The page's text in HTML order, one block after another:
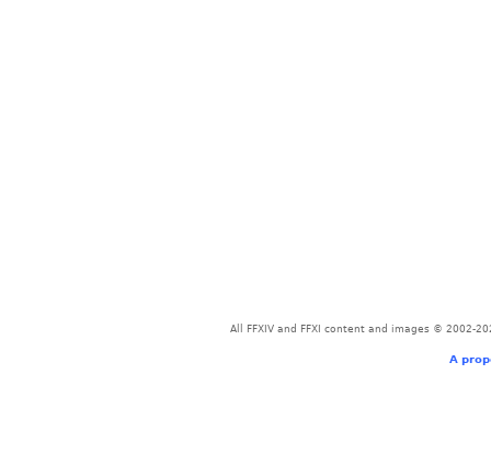
All FFXIV and FFXI content and images © 2002-
A